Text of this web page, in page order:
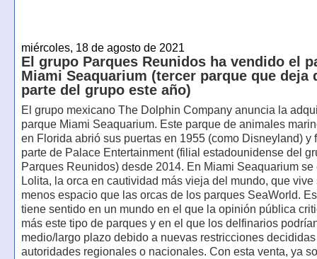
miércoles, 18 de agosto de 2021
El grupo Parques Reunidos ha vendido el
Miami Seaquarium (tercer parque que deja
parte del grupo este año)
El grupo mexicano The Dolphin Company anuncia la
parque Miami Seaquarium. Este parque de animales
en Florida abrió sus puertas en 1955 (como Disneyland) y
parte de Palace Entertainment (filial estadounidense del
Parques Reunidos) desde 2014. En Miami Seaquarium se
Lolita, la orca en cautividad más vieja del mundo, que vive
menos espacio que las orcas de los parques SeaWorld.
tiene sentido en un mundo en el que la opinión pública
más este tipo de parques y en el que los delfinarios
medio/largo plazo debido a nuevas restricciones
autoridades regionales o nacionales. Con esta venta, ya